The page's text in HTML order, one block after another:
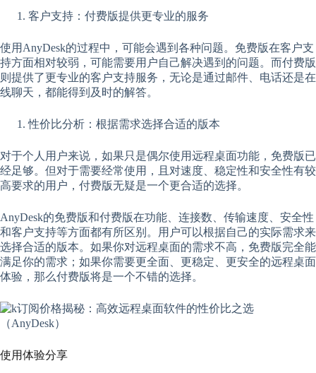
客户支持：付费版提供更专业的服务
使用AnyDesk的过程中，可能会遇到各种问题。免费版在客户支
持方面相对较弱，可能需要用户自己解决遇到的问题。而付费版
则提供了更专业的客户支持服务，无论是通过邮件、电话还是在
线聊天，都能得到及时的解答。
性价比分析：根据需求选择合适的版本
对于个人用户来说，如果只是偶尔使用远程桌面功能，免费版已
经足够。但对于需要经常使用，且对速度、稳定性和安全性有较
高要求的用户，付费版无疑是一个更合适的选择。
AnyDesk的免费版和付费版在功能、连接数、传输速度、安全性
和客户支持等方面都有所区别。用户可以根据自己的实际需求来
选择合适的版本。如果你对远程桌面的需求不高，免费版完全能
满足你的需求；如果你需要更全面、更稳定、更安全的远程桌面
体验，那么付费版将是一个不错的选择。
使用体验分享